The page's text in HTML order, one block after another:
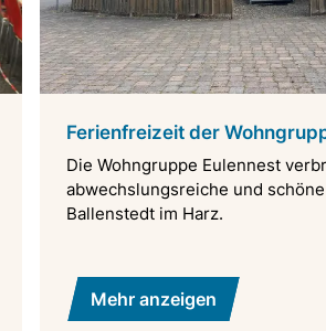
Ferienfreizeit der
Die Wohngruppe Eulennest
abwechslungsreiche und
Ballenstedt im Harz.
Mehr anzeigen